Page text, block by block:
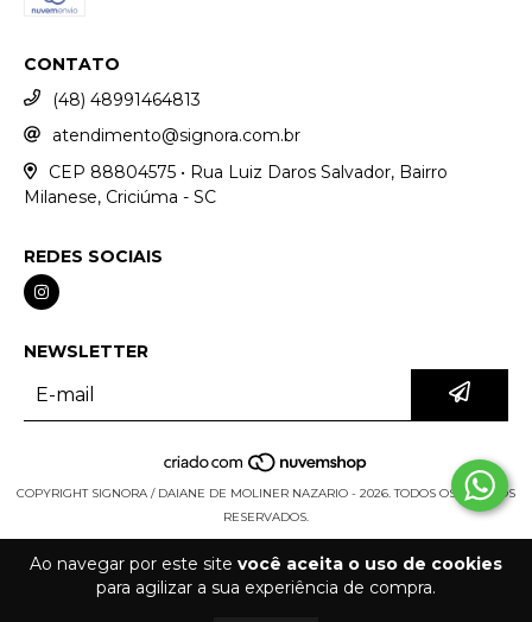
Ao navegar por este site você aceita o uso de cookies
para agilizar a sua experiência de compra.
CONTATO
(48) 48991464813
atendimento@signora.com.br
CEP 88804575 • Rua Luiz Daros Salvador, Bairro
Milanese, Criciúma - SC
REDES SOCIAIS
NEWSLETTER
COPYRIGHT SIGNORA / DAIANE DE MOLINER NAZARIO - 2026. TODOS OS DIREITOS
RESERVADOS.